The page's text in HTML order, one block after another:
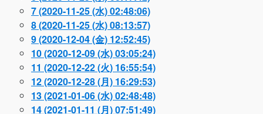
7 (2020-11-25 (水) 02:48:06)
8 (2020-11-25 (水) 08:13:57)
9 (2020-12-04 (金) 12:52:45)
10 (2020-12-09 (水) 03:05:24)
11 (2020-12-22 (火) 16:55:54)
12 (2020-12-28 (月) 16:29:53)
13 (2021-01-06 (水) 02:48:48)
14 (2021-01-11 (月) 07:51:49)